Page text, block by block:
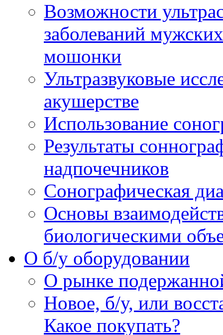
Возможности
заболеваний
мошонки
Ультразвуковые
акушерстве
Использование
Результаты
надпочечников
Сонографическая
Основы
биологическими
O б/у оборудовании
О рынке
Новое, б/у, или
Какое покупать?